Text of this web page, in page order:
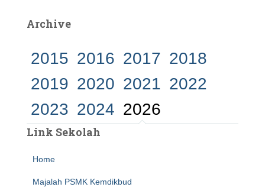
Archive
2015 2016 2017 2018
2019 2020 2021 2022
2023 2024 2026
Link Sekolah
Home
Majalah PSMK Kemdikbud